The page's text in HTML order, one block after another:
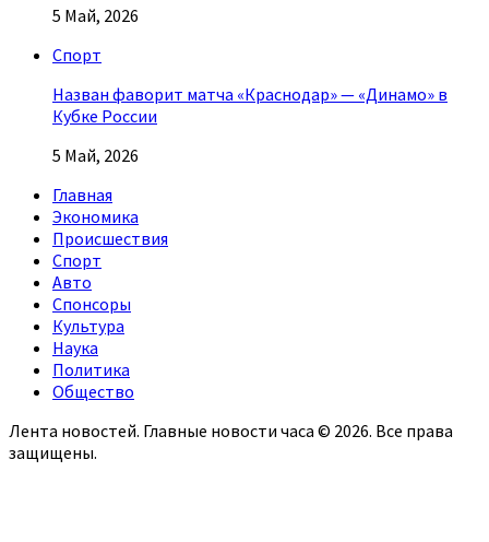
5 Май, 2026
Спорт
Назван фаворит матча «Краснодар» — «Динамо» в
Кубке России
5 Май, 2026
Главная
Экономика
Происшествия
Спорт
Авто
Спонсоры
Культура
Наука
Политика
Общество
Лента новостей. Главные новости часа © 2026. Все права
защищены.